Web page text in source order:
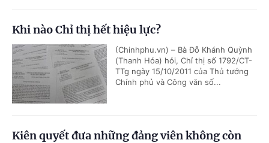
Khi nào Chỉ thị hết hiệu lực?
(Chinhphu.vn) – Bà Đỗ Khánh Quỳnh
(Thanh Hóa) hỏi, Chỉ thị số 1792/CT-
TTg ngày 15/10/2011 của Thủ tướng
Chính phủ và Công văn số...
Kiên quyết đưa những đảng viên không còn